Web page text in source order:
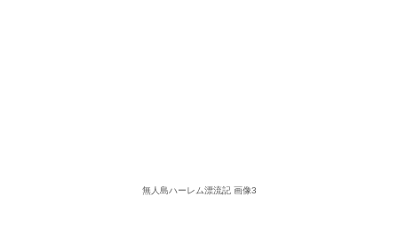
無人島ハーレム漂流記 画像3